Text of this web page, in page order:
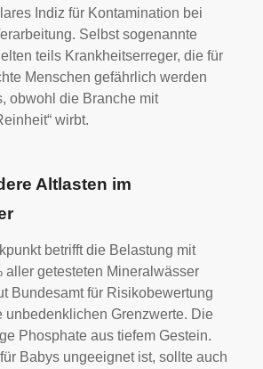
Indiz für Kontamination bei
Selbst sogenannte
teils Krankheitserreger, die für
Menschen gefährlich werden
obwohl die Branche mit
wirbt.
Altlasten im
betrifft die Belastung mit
aller getesteten Mineralwässer
Bundesamt für Risikobewertung
unbedenklichen Grenzwerte. Die
Phosphate aus tiefem Gestein.
Babys ungeeignet ist, sollte auch